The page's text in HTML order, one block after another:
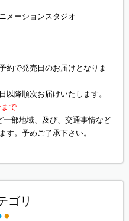
メーションスタジオ
約で発売日のお届けとなりま
以降順次お届けいたします。
で
部地域、及び、交通事情など
す。予めご了承下さい。
ゴリ